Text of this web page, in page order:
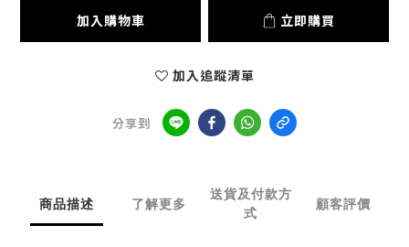
加入購物車 立即購買
加入追蹤清單
分享到
商品描述 了解更多
送貨及付款方
式
顧客評價